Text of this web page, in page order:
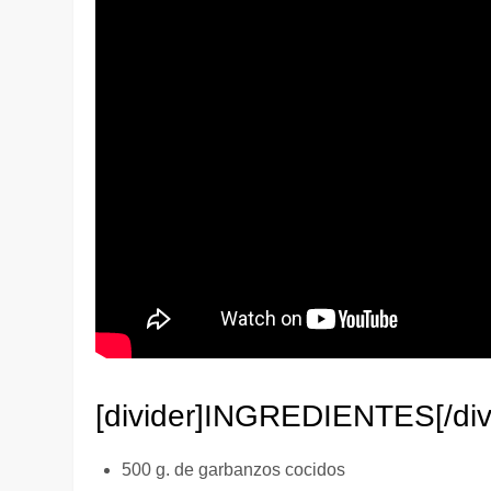
[divider]INGREDIENTES[/
500 g. de garbanzos cocidos